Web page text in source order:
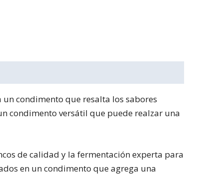
condimento que resalta los sabores
condimento versátil que puede realzar una
de calidad y la fermentación experta para
en un condimento que agrega una